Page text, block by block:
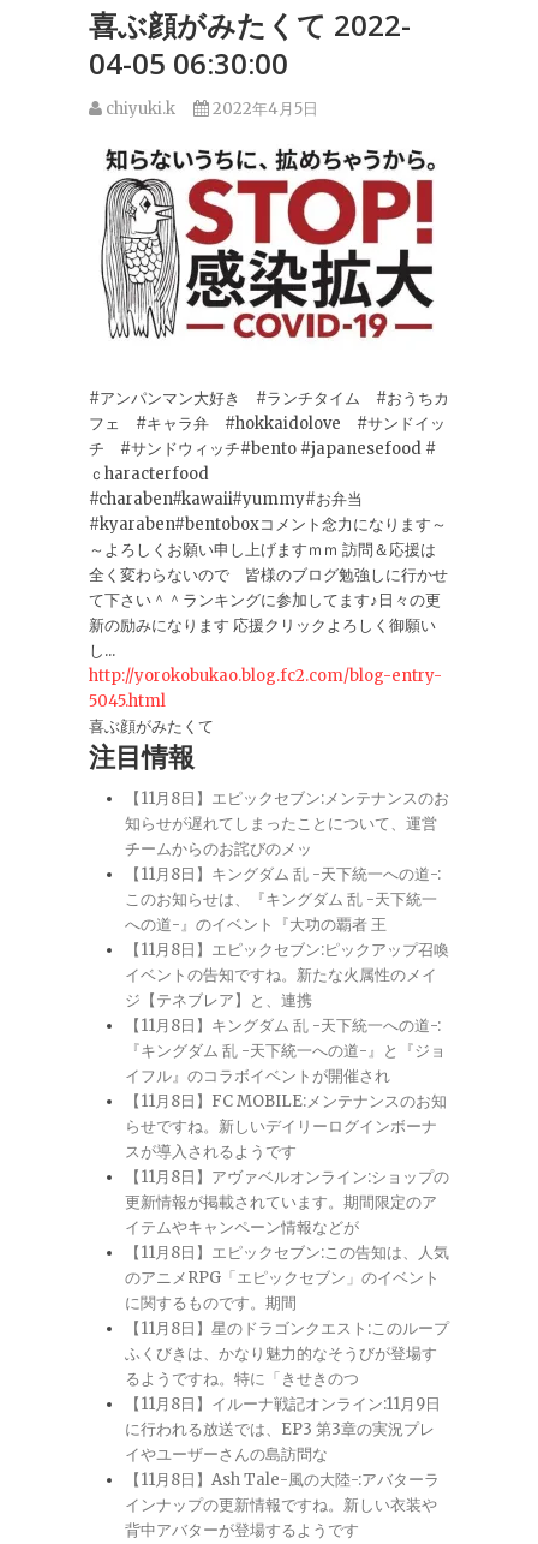
喜ぶ顔がみたくて 2022-
04-05 06:30:00
chiyuki.k 2022年4月5日
#アンパンマン大好き #ランチタイム #おうちカ
フェ #キャラ弁 #hokkaidolove #サンドイッ
チ #サンドウィッチ#bento #japanesefood #
ｃharacterfood
#charaben#kawaii#yummy#お弁当
#kyaraben#bentoboxコメント念力になります～
～よろしくお願い申し上げますｍｍ 訪問＆応援は
全く変わらないので 皆様のブログ勉強しに行かせ
て下さい＾＾ランキングに参加してます♪日々の更
新の励みになります 応援クリックよろしく御願い
し...
http://yorokobukao.blog.fc2.com/blog-entry-
5045.html
喜ぶ顔がみたくて
注目情報
【11月8日】エピックセブン:メンテナンスのお
知らせが遅れてしまったことについて、運営
チームからのお詫びのメッ
【11月8日】キングダム 乱 -天下統一への道-:
このお知らせは、『キングダム 乱 -天下統一
への道-』のイベント『大功の覇者 王
【11月8日】エピックセブン:ピックアップ召喚
イベントの告知ですね。新たな火属性のメイ
ジ【テネブレア】と、連携
【11月8日】キングダム 乱 -天下統一への道-:
『キングダム 乱 -天下統一への道-』と『ジョ
イフル』のコラボイベントが開催され
【11月8日】FC MOBILE:メンテナンスのお知
らせですね。新しいデイリーログインボーナ
スが導入されるようです
【11月8日】アヴァベルオンライン:ショップの
更新情報が掲載されています。期間限定のア
イテムやキャンペーン情報などが
【11月8日】エピックセブン:この告知は、人気
のアニメRPG「エピックセブン」のイベント
に関するものです。期間
【11月8日】星のドラゴンクエスト:このループ
ふくびきは、かなり魅力的なそうびが登場す
るようですね。特に「きせきのつ
【11月8日】イルーナ戦記オンライン:11月9日
に行われる放送では、EP3 第3章の実況プレ
イやユーザーさんの島訪問な
【11月8日】Ash Tale-風の大陸-:アバターラ
インナップの更新情報ですね。新しい衣装や
背中アバターが登場するようです